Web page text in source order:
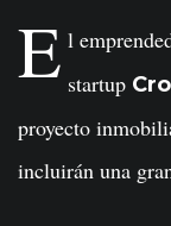
E l
startup
proyecto
incluirán una